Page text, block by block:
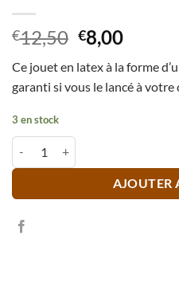
€12,50 Le
prix
initial
était :
€8,00Le
actuel
est :
Ce jouet en latex à la forme
garanti si vous le lancé à votre
3 en stock
AJOUTER